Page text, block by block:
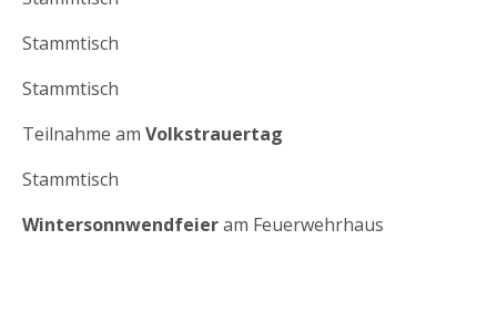
Stammtisch
Stammtisch
Teilnahme am Volkstrauertag
Stammtisch
Wintersonnwendfeieram Feuerwehrhaus